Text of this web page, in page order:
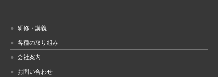
研修・講義
各種の取り組み
会社案内
お問い合わせ